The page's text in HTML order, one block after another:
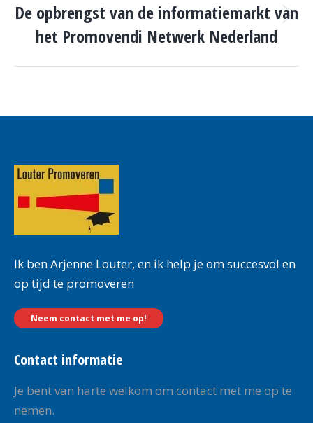
Volgende
pagina
De opbrengst van de informatiemarkt van
het Promovendi Netwerk Nederland
Ik ben Arjenne Louter, en ik help je om succesvol en
op tijd te promoveren
Neem contact met me op!
Contact informatie
Je bent van harte welkom om contact met me op te
nemen.